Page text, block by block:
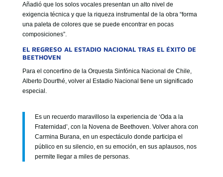
Añadió que los solos vocales presentan un alto nivel de
exigencia técnica y que la riqueza instrumental de la obra “forma
una paleta de colores que se puede encontrar en pocas
composiciones”.
EL REGRESO AL ESTADIO NACIONAL TRAS EL ÉXITO DE
BEETHOVEN
Para el concertino de la Orquesta Sinfónica Nacional de Chile,
Alberto Dourthé, volver al Estadio Nacional tiene un significado
especial.
Es un recuerdo maravilloso la experiencia de ‘Oda a la
Fraternidad’, con la Novena de Beethoven. Volver ahora con
Carmina Burana, en un espectáculo donde participa el
público en su silencio, en su emoción, en sus aplausos, nos
permite llegar a miles de personas.